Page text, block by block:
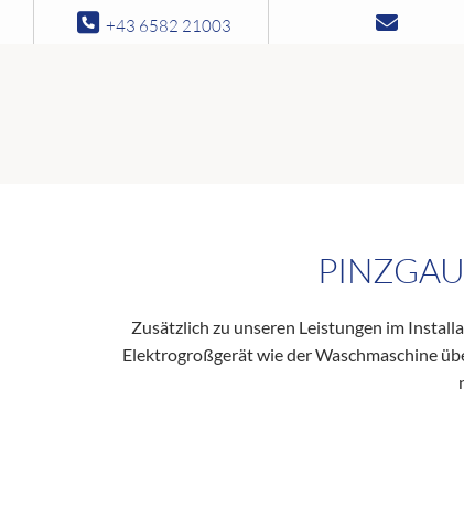
 +43 6582 21003 
Zusätzlich zu unseren Leistungen im
Elektrogroßgerät wie der Waschmaschine